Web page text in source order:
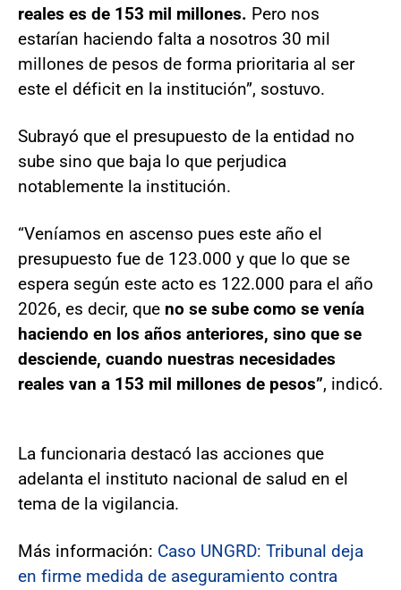
reales es de 153 mil millones. Pero nos
estarían haciendo falta a nosotros 30 mil
millones de pesos de forma prioritaria al ser
este el déficit en la institución”, sostuvo.
Subrayó que el presupuesto de la entidad no
sube sino que baja lo que perjudica
notablemente la institución.
“Veníamos en ascenso pues este año el
presupuesto fue de 123.000 y que lo que se
espera según este acto es 122.000 para el año
2026, es decir, que no se sube como se venía
haciendo en los años anteriores, sino que se
desciende, cuando nuestras necesidades
reales van a 153 mil millones de pesos”, indicó.
La funcionaria destacó las acciones que
adelanta el instituto nacional de salud en el
tema de la vigilancia.
Más información: Caso UNGRD: Tribunal deja
en firme medida de aseguramiento contra